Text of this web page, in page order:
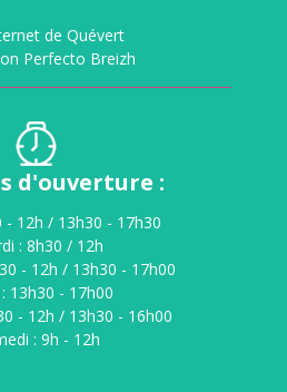
de Quévert
Perfecto Breizh
d'ouverture :
- 12h / 13h30 - 17h30
: 8h30 / 12h
- 12h / 13h30 - 17h00
: 13h30 - 17h00
- 12h / 13h30 - 16h00
: 9h - 12h